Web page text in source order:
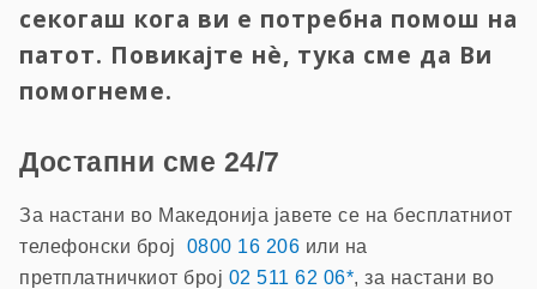
секогаш кога ви е потребна помош на
патот. Повикајте нè, тука сме да Ви
помогнеме.
Достапни сме 24/7
За настани во Македонија јавете се на бесплатниот
телефонски број 0800 16 206 или на
претплатничкиот број 02 511 62 06*, за настани во